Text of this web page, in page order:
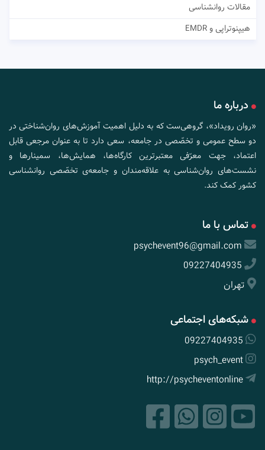
مقالات روانشناسی
هیپنوتراپی و EMDR
درباره ما
«روان رویداد»، گروهی‌ست که به دلیل اهمیت آموزش‌های روان‌شناختی در
دو سطح عمومی و تخصّصی در جامعه، سعی دارد تا به عنوان مرجعی قابل
اعتماد، جهت معرّفی معتبرترین کارگاه‌ها، همایش‌ها، سمینارها و
نشست‌های روان‌شناسی به علاقه‌مندان و جامعه‌ی تخصّصی روانشناسی
کشور کمک کند.
تماس با ما
psychevent96@gmail.com
09227404935
تهران
شبکه‌های اجتماعی
09227404935
psych_event
http://psycheventonline